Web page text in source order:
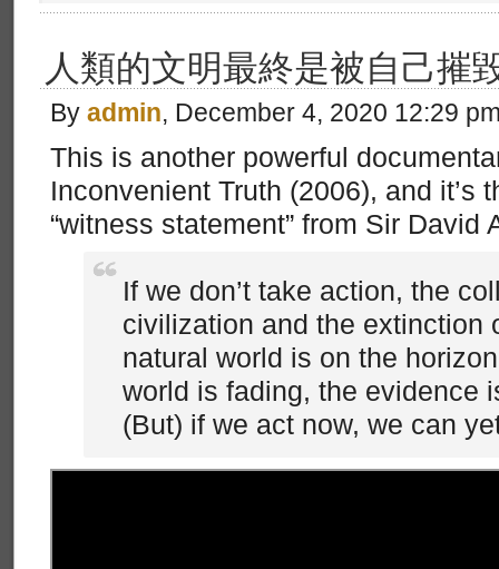
人類的文明最終是被自己摧
By admin, December 4, 2020 12:29
This is another powerful
Inconvenient Truth (2006), and it’s
“witness statement” from Sir David
If we don’t take action, the
civilization and the extinction
natural world is on the
world is fading, the evidence
(But) if we act now, we can